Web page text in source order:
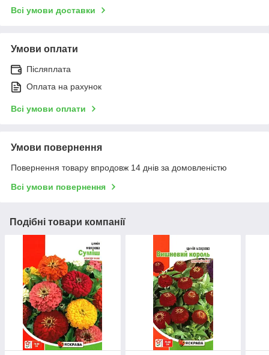
Всі умови доставки
Умови оплати
Післяплата
Оплата на рахунок
Всі умови оплати
Умови повернення
Повернення товару впродовж 14 днів за домовленістю
Всі умови повернення
Подібні товари компанії